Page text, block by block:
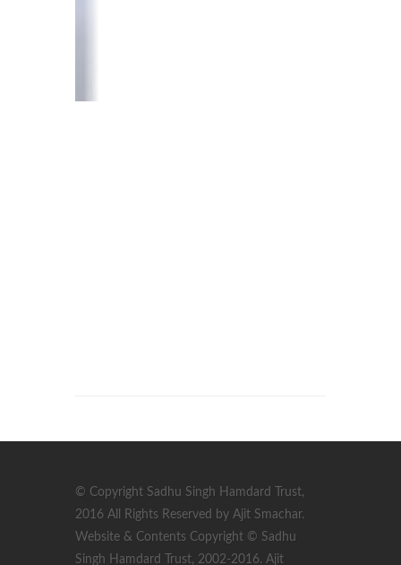
© Copyright Sadhu Singh Hamdard Trust,
2016 All Rights Reserved by Ajit Smachar.
Website & Contents Copyright © Sadhu
Singh Hamdard Trust, 2002-2016. Ajit